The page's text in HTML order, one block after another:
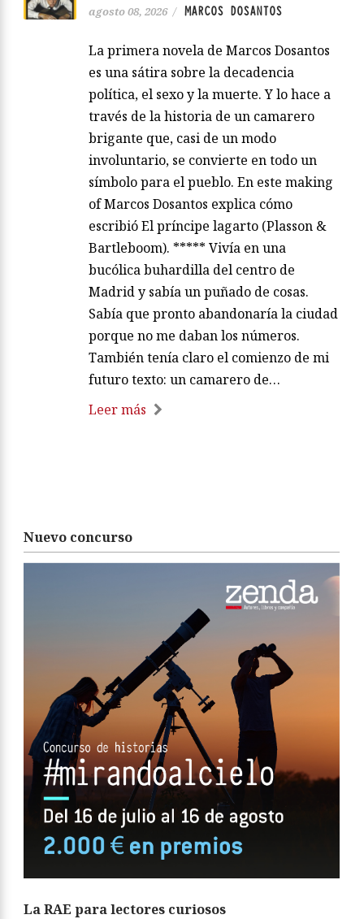
agosto 08, 2026 / MARCOS DOSANTOS
La primera novela de Marcos Dosantos
es una sátira sobre la decadencia
política, el sexo y la muerte. Y lo hace a
través de la historia de un camarero
brigante que, casi de un modo
involuntario, se convierte en todo un
símbolo para el pueblo. En este making
of Marcos Dosantos explica cómo
escribió El príncipe lagarto (Plasson &
Bartleboom). ***** Vivía en una
bucólica buhardilla del centro de
Madrid y sabía un puñado de cosas.
Sabía que pronto abandonaría la ciudad
porque no me daban los números.
También tenía claro el comienzo de mi
futuro texto: un camarero de…
Leer más
Nuevo concurso
La RAE para lectores curiosos